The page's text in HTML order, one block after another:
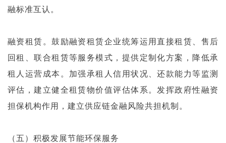
融标准互认。
融资租赁。鼓励融资租赁企业统筹运用直接租赁、售后
回租、联合租赁等服务模式，提供定制化方案，降低承
租人运营成本。加强承租人信用状况、还款能力等监测
评估，建立健全租赁物价值评估体系。发挥政府性融资
担保机构作用，建立供应链金融风险共担机制。
（五）积极发展节能环保服务